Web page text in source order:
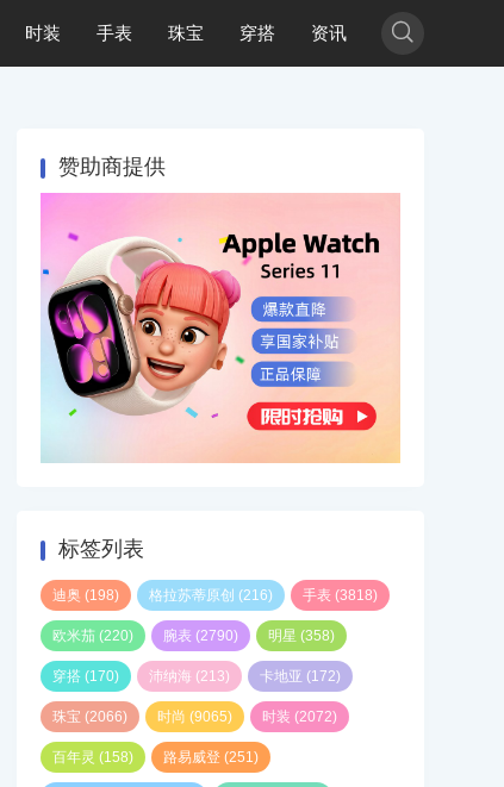
时装 手表 珠宝 穿搭 资讯 
赞助商提供
标签列表
迪奥 (198) 格拉苏蒂原创 (216) 手表 (3818)
欧米茄 (220) 腕表 (2790) 明星 (358)
穿搭 (170) 沛纳海 (213) 卡地亚 (172)
珠宝 (2066) 时尚 (9065) 时装 (2072)
百年灵 (158) 路易威登 (251)